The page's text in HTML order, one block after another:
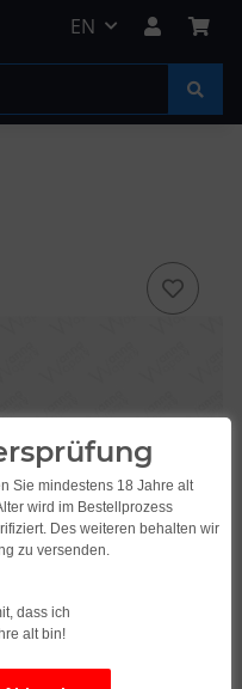
EN
Sie mindestens 18 Jahre alt
wird im Bestellprozess
Des weiteren behalten wir
zu versenden.
dass ich
alt bin!